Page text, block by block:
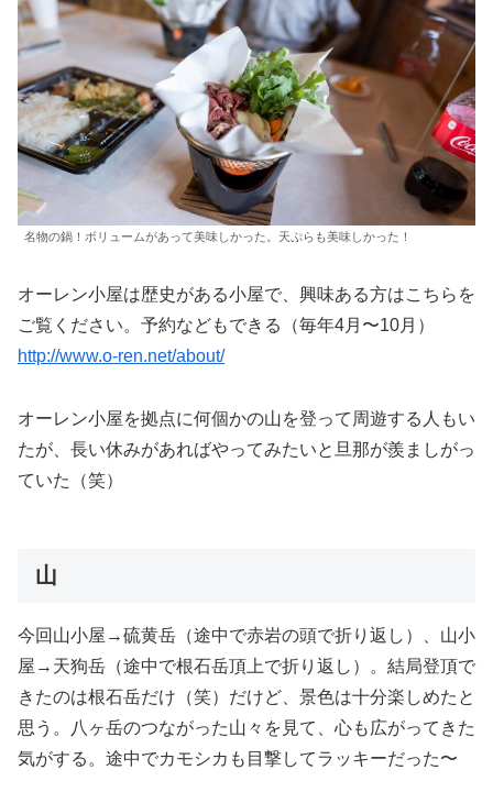
名物の鍋！ボリュームがあって美味しかった。天ぷらも美味しかった！
オーレン小屋は歴史がある小屋で、興味ある方はこちらを
ご覧ください。予約などもできる（毎年4月〜10月）
http://www.o-ren.net/about/
オーレン小屋を拠点に何個かの山を登って周遊する人もい
たが、長い休みがあればやってみたいと旦那が羨ましがっ
ていた（笑）
山
今回山小屋→硫黄岳（途中で赤岩の頭で折り返し）、山小
屋→天狗岳（途中で根石岳頂上で折り返し）。結局登頂で
きたのは根石岳だけ（笑）だけど、景色は十分楽しめたと
思う。八ヶ岳のつながった山々を見て、心も広がってきた
気がする。途中でカモシカも目撃してラッキーだった〜